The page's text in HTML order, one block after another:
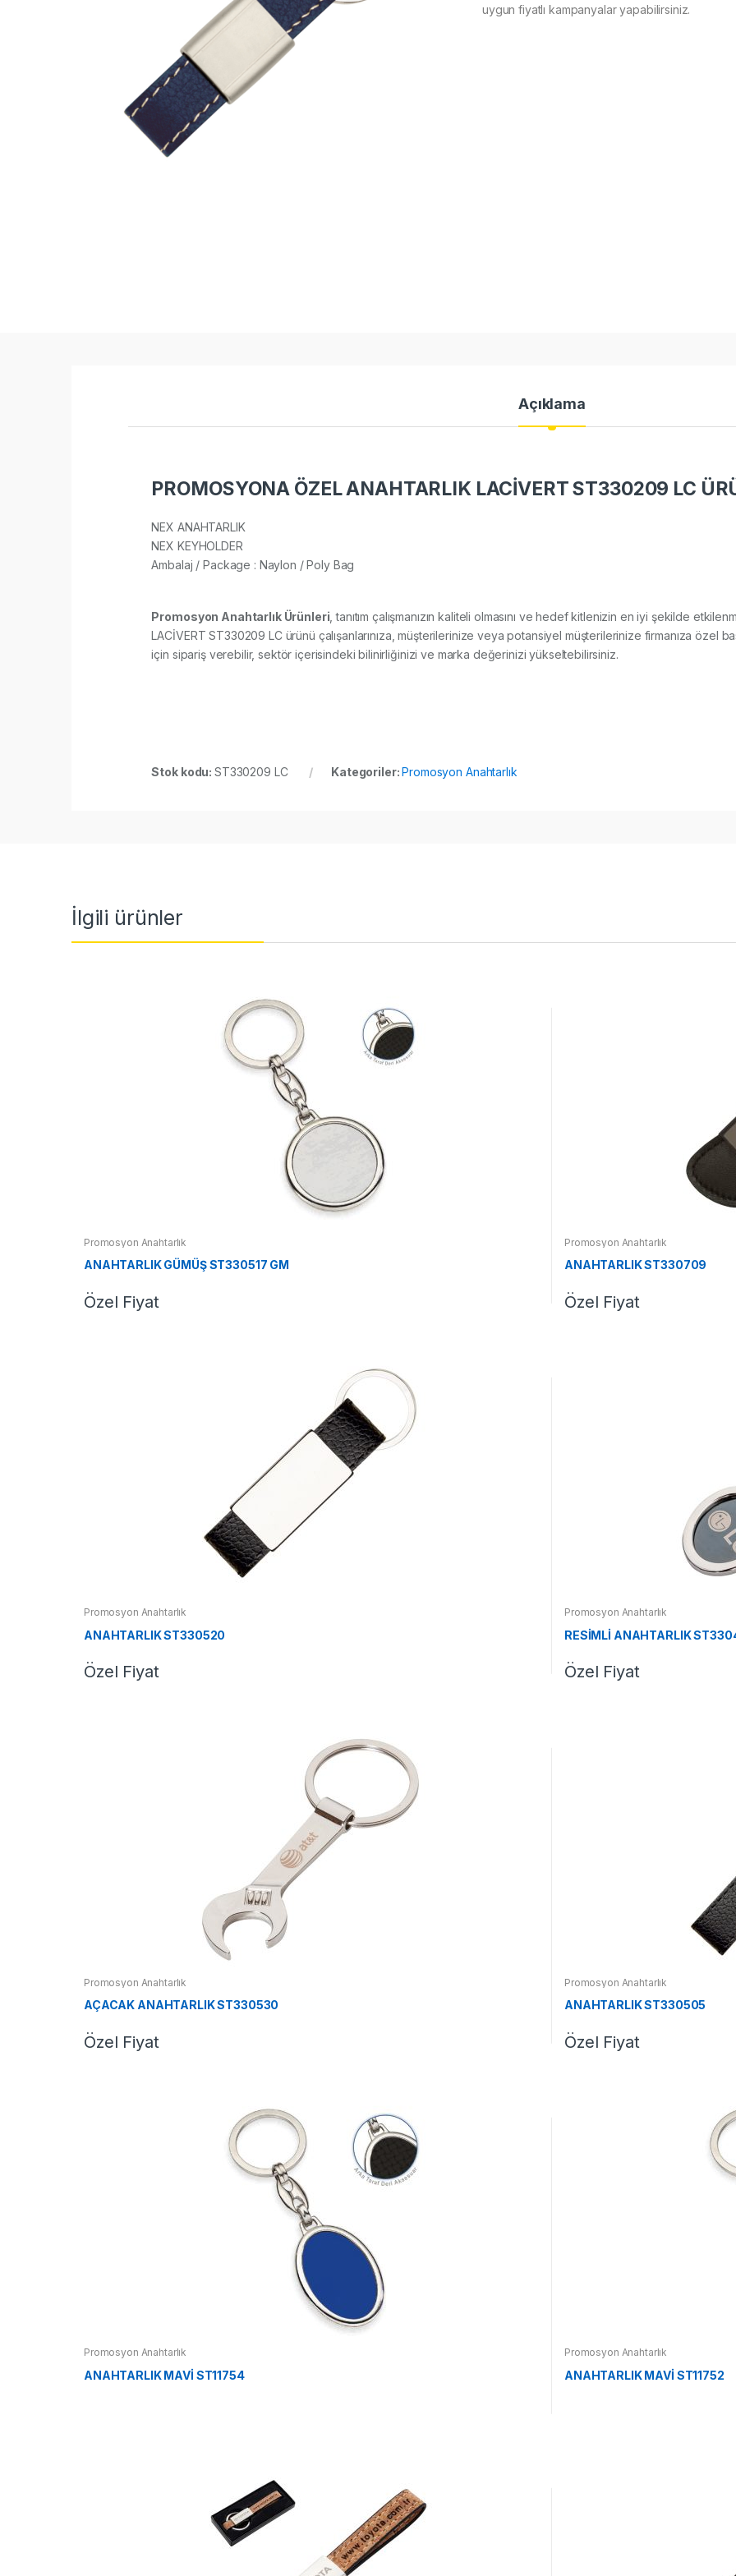
uygun fiyatlı kampanyalar yapabilirsiniz.
Açıklama
PROMOSYONA ÖZEL ANAHTARLIK LACİVERT ST330209 LC
NEX ANAHTARLIK
NEX KEYHOLDER
Ambalaj / Package : Naylon / Poly Bag​
Promosyon Anahtarlık Ürünleri , tanıtım çalışmanızın kaliteli olmasını ve hedef kitlenizin en iyi şekilde
LACİVERT ST330209 LC ürünü çalışanlarınıza, müşterilerinize veya potansiyel müşterilerinize firmanıza özel
için sipariş verebilir, sektör içerisindeki bilinirliğinizi ve marka değerinizi yükseltebilirsiniz.
Stok kodu: ST330209 LC Kategoriler:Promosyon Anahtarlık
İlgili ürünler
Promosyon Anahtarlık
ANAHTARLIK GÜMÜŞ ST330517 GM
Özel Fiyat
Promosyon Anahtarlık
ANAHTARLIK ST330709
Özel Fiyat
Promosyon Anahtarlık
ANAHTARLIK ST330520
Özel Fiyat
Promosyon Anahtarlık
RESİMLİ ANAHTARLIK
Özel Fiyat
Promosyon Anahtarlık
AÇACAK ANAHTARLIK ST330530
Özel Fiyat
Promosyon Anahtarlık
ANAHTARLIK ST330505
Özel Fiyat
Promosyon Anahtarlık
ANAHTARLIK MAVİ ST11754
Promosyon Anahtarlık
ANAHTARLIK MAVİ ST11752